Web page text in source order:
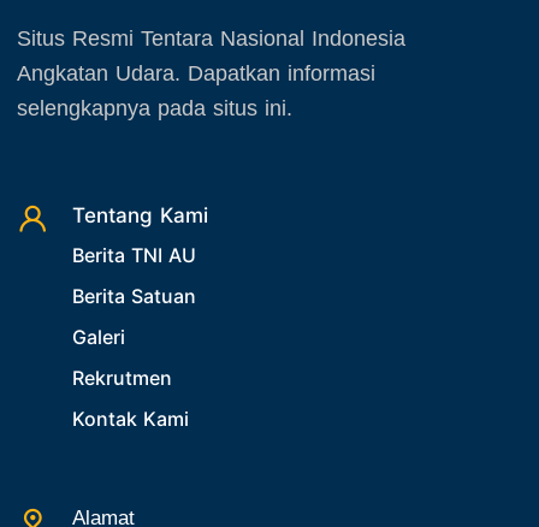
26. Agenda Yasarini
27. Politik
28. Bukan Berita TNI AU
31. SPAM
38. Bencana Alam
Oktober 2025
November 2025
Situs Resmi Tentara Nasional Indonesia
Angkatan Udara. Dapatkan informasi
selengkapnya pada situs ini.
Tentang Kami
Berita TNI AU
Berita Satuan
Galeri
Rekrutmen
Kontak Kami
Alamat